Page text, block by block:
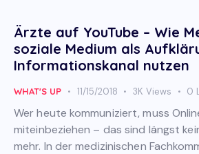
Ärzte auf YouTube – Wie
soziale Medium als
Informationskanal nutzen
WHAT'S UP 11/15/2018 3K Views 0
Wer heute kommuniziert, muss
miteinbeziehen – das sind längst
mehr. In der medizinischen